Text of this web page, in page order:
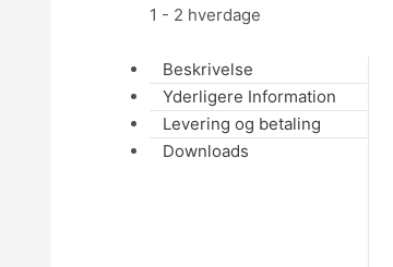
1 - 2 hverdage
Beskrivelse
Yderligere Information
Levering og betaling
Downloads